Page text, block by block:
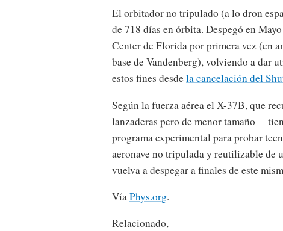
El orbitador no tripulado (a lo dron
de 718 días en órbita. Despegó en
Center de Florida por primera vez (en
base de Vandenberg), volviendo a dar
estos fines desdela cancelación del
Según la fuerza aérea el X-37B, que
lanzaderas pero de menor tamaño
programa experimental para probar
aeronave no tripulada y reutilizable de
vuelva a despegar a finales de este
VíaPhys.org.
Relacionado,